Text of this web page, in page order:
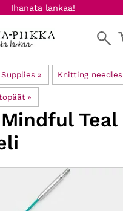
Ihanata lankaa!
‪» Knitting needles
‪»
Mindful Teal